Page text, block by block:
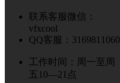
联系客服微信：
vfxcool
QQ客服：3169811060
工作时间：周一至周
五10—21点